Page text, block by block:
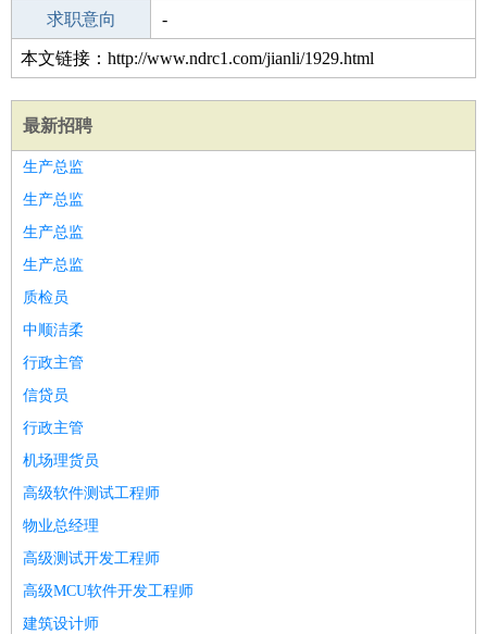
外语水平
求职意向 -
本文链接：http://www.ndrc1.com/jianli/1929.html
最新招聘
生产总监
生产总监
生产总监
生产总监
质检员
中顺洁柔
行政主管
信贷员
行政主管
机场理货员
高级软件测试工程师
物业总经理
高级测试开发工程师
高级MCU软件开发工程师
建筑设计师